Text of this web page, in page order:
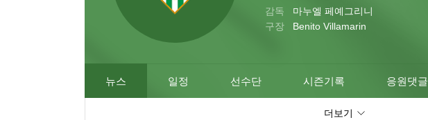
감독
마누엘 페예그리니
구장
Benito Villamarin
뉴스 일정 선수단 시즌기록 응원댓글
더보기